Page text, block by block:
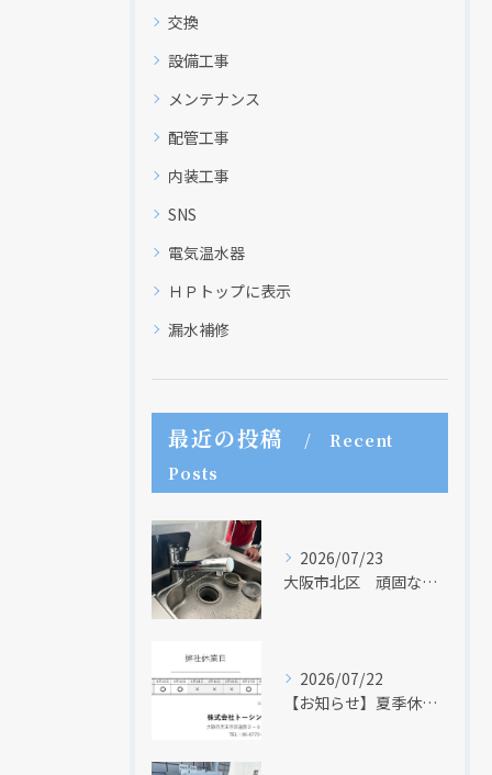
交換
設備工事
メンテナンス
配管工事
内装工事
SNS
電気温水器
ＨＰトップに表示
漏水補修
最近の投稿
Recent
Posts
2026/07/23
大阪市北区 頑固な水アカはなかなか取れない・・・
2026/07/22
【お知らせ】夏季休業日のお知らせ【２０２６年】
現在、新聞に入っている折込チラシです。
クリックでチラシのページにジャンプします
現在、新聞に入っている折込チラシです。
クリックでチラシのページにジャンプします